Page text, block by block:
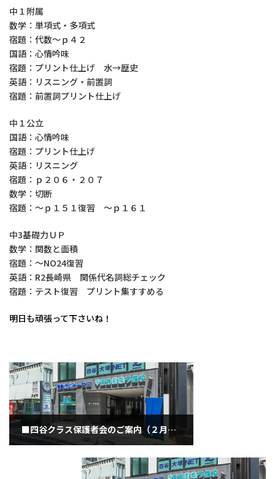
中１附属
数学：単項式・多項式
宿題：代数～ｐ４２
国語：心情吟味
宿題：プリント仕上げ 水→歴史
英語：リスニング・前置詞
宿題：前置詞プリント仕上げ
中１公立
国語：心情吟味
宿題：プリント仕上げ
英語：リスニング
宿題：ｐ２０６・２０７
数学：切断
宿題：～ｐ１５１復習 ～ｐ１６１
中3基礎力ＵＰ
数学：関数と面積
宿題：～NO24復習
英語：R2長崎県 関係代名詞総チェック
宿題：テスト復習 プリント集すすめる
明日も頑張って下さいね！
■四谷クラス保護者会のご案内（２月２７日・土曜日）